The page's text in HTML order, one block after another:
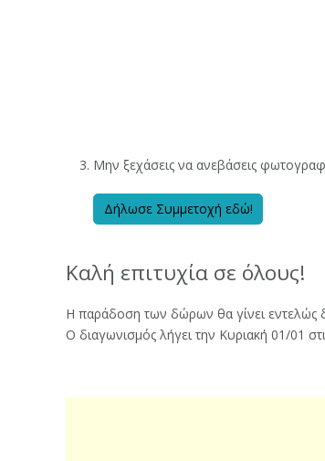
Μην ξεχάσεις να ανεβάσεις
Δήλωσε Συμμετοχή εδώ!
Καλή επιτυχία σε όλους!
Η παράδοση των δώρων θα γίνει εντελώς
Ο διαγωνισμός λήγει την Κυριακή 01/01